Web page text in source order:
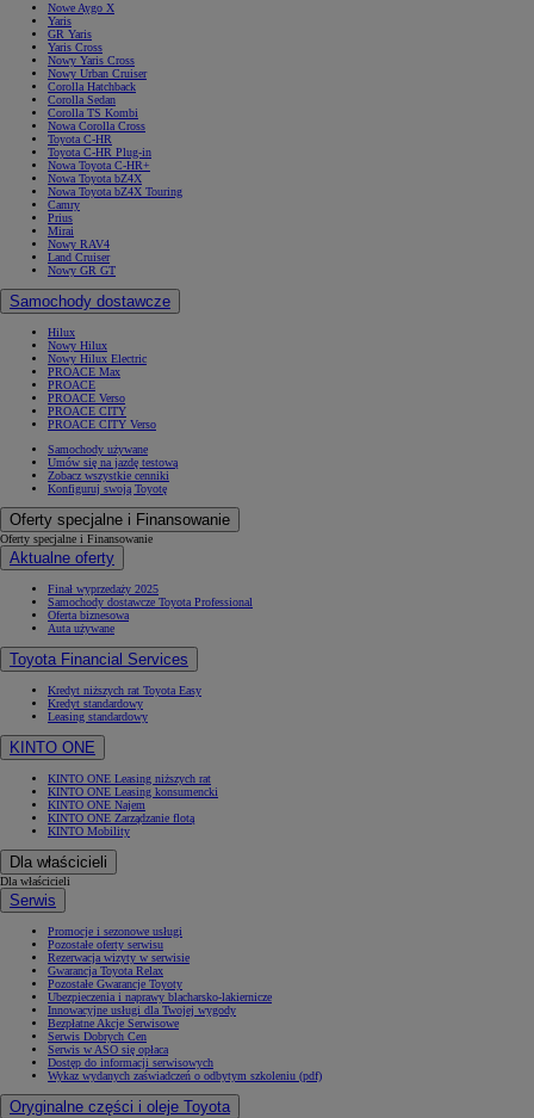
Nowe Aygo X
Yaris
GR Yaris
Yaris Cross
Nowy Yaris Cross
Nowy Urban Cruiser
Corolla Hatchback
Corolla Sedan
Corolla TS Kombi
Nowa Corolla Cross
Toyota C-HR
Toyota C-HR Plug-in
Nowa Toyota C-HR+
Nowa Toyota bZ4X
Nowa Toyota bZ4X Touring
Camry
Prius
Mirai
Nowy RAV4
Land Cruiser
Nowy GR GT
Samochody dostawcze
Hilux
Nowy Hilux
Nowy Hilux Electric
PROACE Max
PROACE
PROACE Verso
PROACE CITY
PROACE CITY Verso
Samochody używane
Umów się na jazdę testową
Zobacz wszystkie cenniki
Konfiguruj swoją Toyotę
Oferty specjalne i Finansowanie
Oferty specjalne i Finansowanie
Aktualne oferty
Finał wyprzedaży 2025
Samochody dostawcze Toyota Professional
Oferta biznesowa
Auta używane
Toyota Financial Services
Kredyt niższych rat Toyota Easy
Kredyt standardowy
Leasing standardowy
KINTO ONE
KINTO ONE Leasing niższych rat
KINTO ONE Leasing konsumencki
KINTO ONE Najem
KINTO ONE Zarządzanie flotą
KINTO Mobility
Dla właścicieli
Dla właścicieli
Serwis
Promocje i sezonowe usługi
Pozostałe oferty serwisu
Rezerwacja wizyty w serwisie
Gwarancja Toyota Relax
Pozostałe Gwarancje Toyoty
Ubezpieczenia i naprawy blacharsko-lakiernicze
Innowacyjne usługi dla Twojej wygody
Bezpłatne Akcje Serwisowe
Serwis Dobrych Cen
Serwis w ASO się opłaca
Dostęp do informacji serwisowych
Wykaz wydanych zaświadczeń o odbytym szkoleniu (pdf)
Oryginalne części i oleje Toyota